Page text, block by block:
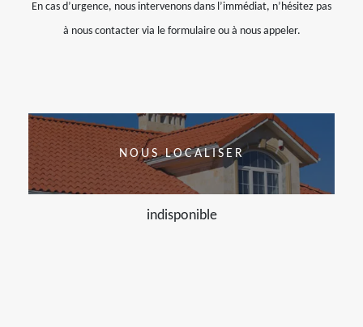
En cas d’urgence, nous intervenons dans l’immédiat, n’hésitez pas
à nous contacter via le formulaire ou à nous appeler.
NOUS LOCALISER
indisponible